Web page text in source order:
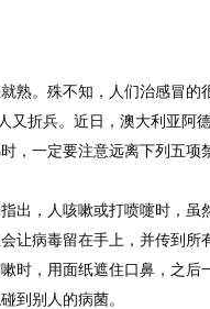
熟。殊不知，人们治感冒
又折兵。近日，澳大利亚阿
，一定要注意远离下列五项
出，人咳嗽或打喷嚏时，
让病毒留在手上，并传到
时，用面纸遮住口鼻，之
到别人的病菌。